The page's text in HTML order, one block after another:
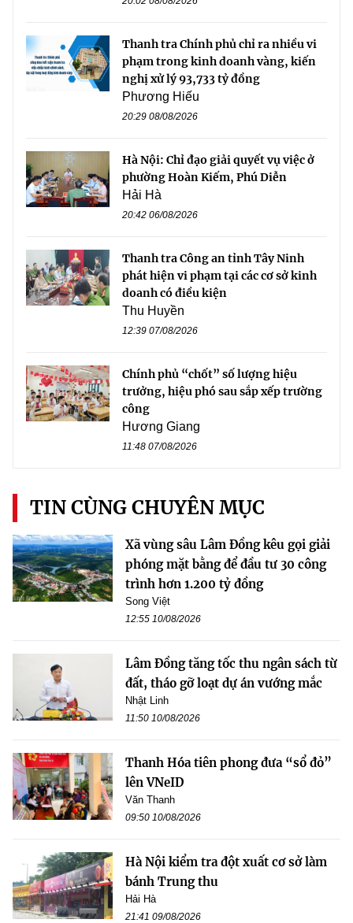
Thanh tra Chính phủ chỉ ra nhiều vi
phạm trong kinh doanh vàng, kiến
nghị xử lý 93,733 tỷ đồng
Phương Hiếu
20:29 08/08/2026
Hà Nội: Chỉ đạo giải quyết vụ việc ở
phường Hoàn Kiếm, Phú Diễn
Hải Hà
20:42 06/08/2026
Thanh tra Công an tỉnh Tây Ninh
phát hiện vi phạm tại các cơ sở kinh
doanh có điều kiện
Thu Huyền
12:39 07/08/2026
Chính phủ “chốt” số lượng hiệu
trưởng, hiệu phó sau sắp xếp trường
công
Hương Giang
11:48 07/08/2026
TIN CÙNG CHUYÊN MỤC
Xã vùng sâu Lâm Đồng kêu gọi giải
phóng mặt bằng để đầu tư 30 công
trình hơn 1.200 tỷ đồng
Song Việt
12:55 10/08/2026
Lâm Đồng tăng tốc thu ngân sách từ
đất, tháo gỡ loạt dự án vướng mắc
Nhật Linh
11:50 10/08/2026
Thanh Hóa tiên phong đưa “sổ đỏ”
lên VNeID
Văn Thanh
09:50 10/08/2026
Hà Nội kiểm tra đột xuất cơ sở làm
bánh Trung thu
Hải Hà
21:41 09/08/2026